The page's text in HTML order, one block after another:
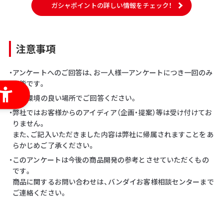
ガシャポイントの詳しい情報をチェック！
注意事項
・アンケートへのご回答は、お一人様一アンケートにつき一回のみ
可能です。
・通信環境の良い場所でご回答ください。
・弊社ではお客様からのアイディア（企画・提案）等は受け付けてお
りません。
また、ご記入いただきました内容は弊社に帰属されますことをあ
らかじめご了承ください。
・このアンケートは今後の商品開発の参考とさせていただくもの
です。
商品に関するお問い合わせは、バンダイお客様相談センターまで
ご連絡ください。